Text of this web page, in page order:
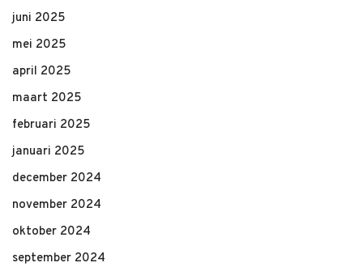
juni 2025
mei 2025
april 2025
maart 2025
februari 2025
januari 2025
december 2024
november 2024
oktober 2024
september 2024